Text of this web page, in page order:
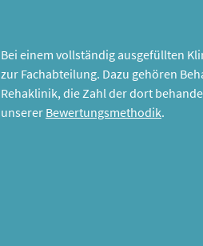
Bei einem vollständig ausgefüllten
zur Fachabteilung. Dazu gehören
Rehaklinik, die Zahl der dort
unserer Bewertungsmethodik.